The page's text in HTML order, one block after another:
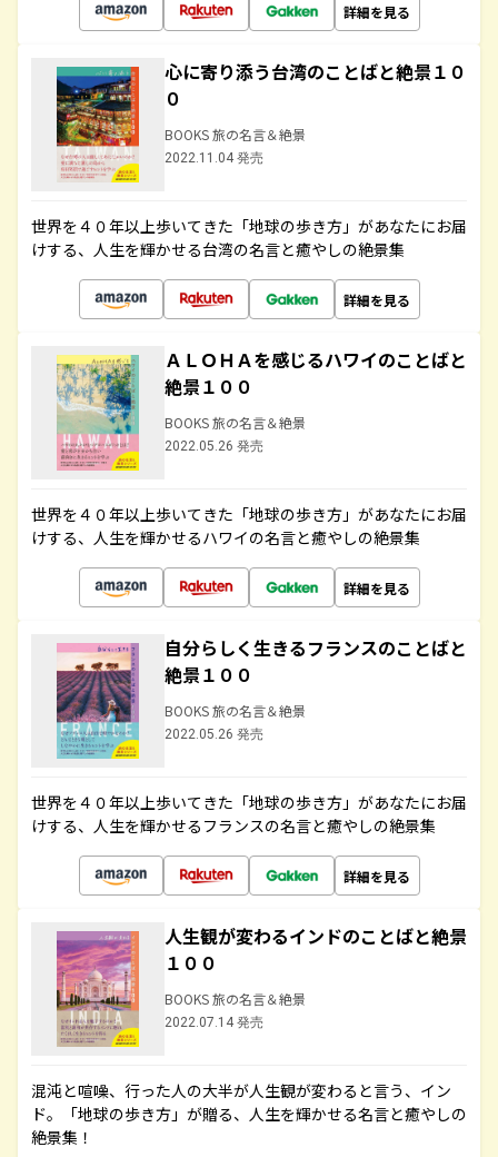
詳細を見る
心に寄り添う台湾のことばと絶景１０
０
BOOKS 旅の名言＆絶景
2022.11.04 発売
世界を４０年以上歩いてきた「地球の歩き方」があなたにお届
けする、人生を輝かせる台湾の名言と癒やしの絶景集
詳細を見る
ＡＬＯＨＡを感じるハワイのことばと
絶景１００
BOOKS 旅の名言＆絶景
2022.05.26 発売
世界を４０年以上歩いてきた「地球の歩き方」があなたにお届
けする、人生を輝かせるハワイの名言と癒やしの絶景集
詳細を見る
自分らしく生きるフランスのことばと
絶景１００
BOOKS 旅の名言＆絶景
2022.05.26 発売
世界を４０年以上歩いてきた「地球の歩き方」があなたにお届
けする、人生を輝かせるフランスの名言と癒やしの絶景集
詳細を見る
人生観が変わるインドのことばと絶景
１００
BOOKS 旅の名言＆絶景
2022.07.14 発売
混沌と喧噪、行った人の大半が人生観が変わると言う、イン
ド。「地球の歩き方」が贈る、人生を輝かせる名言と癒やしの
絶景集！